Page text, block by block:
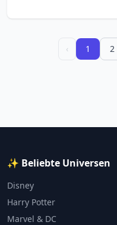
‹ 1 2
✨ Beliebte Universen
Disney
Harry Potter
Marvel & DC